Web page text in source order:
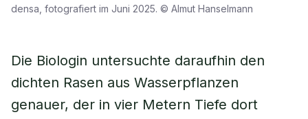
densa, fotografiert im Juni 2025. © Almut Hanselmann
Die Biologin untersuchte daraufhin den
dichten Rasen aus Wasserpflanzen
genauer, der in vier Metern Tiefe dort